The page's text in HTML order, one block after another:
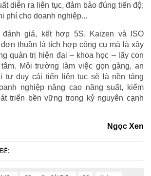
diễn ra liên tục, đảm bảo đúng tiến độ;
phí cho doanh nghiệp...
đánh giá, kết hợp 5S, Kaizen và ISO
thuần là tích hợp công cụ mà là xây
quản trị hiện đại – khoa học – lấy con
Môi trường làm việc gọn gàng, an
tư duy cải tiến liên tục sẽ là nền tảng
nghiệp nâng cao năng suất, kiểm
triển bền vững trong kỷ nguyên cạnh
Ngọc Xen